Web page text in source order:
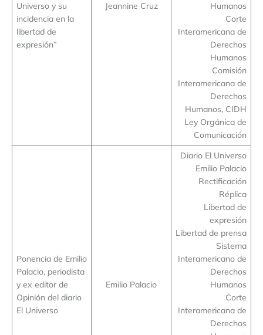
Universo y su
incidencia en la
libertad de
expresión”
Jeannine Cruz
Humanos
Corte
Interamericana de
Derechos
Humanos
Comisión
Interamericana de
Derechos
Humanos, CIDH
Ley Orgánica de
Comunicación
Ponencia de Emilio
Palacio, periodista
y ex editor de
Opinión del diario
El Universo
Emilio Palacio
Diario El Universo
Emilio Palacio
Rectificación
Réplica
Libertad de
expresión
Libertad de prensa
Sistema
Interamericano de
Derechos
Humanos
Corte
Interamericana de
Derechos